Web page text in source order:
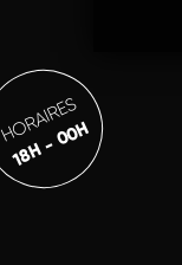
HORAIRES
18H - 00H